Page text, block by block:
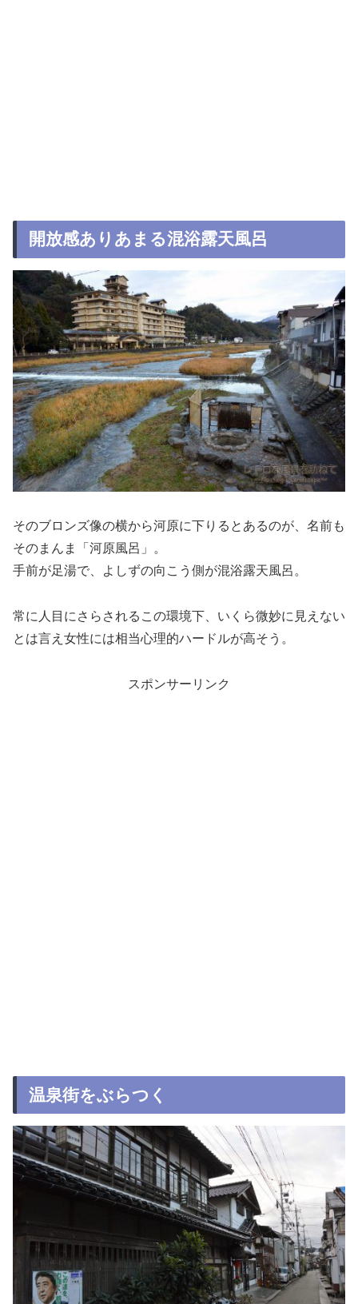
開放感ありあまる混浴露天風呂
そのブロンズ像の横から河原に下りるとあるのが、名前も
そのまんま「河原風呂」。
手前が足湯で、よしずの向こう側が混浴露天風呂。
常に人目にさらされるこの環境下、いくら微妙に見えない
とは言え女性には相当心理的ハードルが高そう。
スポンサーリンク
温泉街をぶらつく